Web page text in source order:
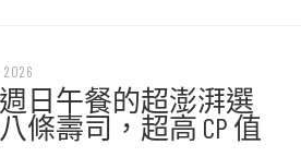
日午餐的超澎湃選
條壽司，超高 CP 值